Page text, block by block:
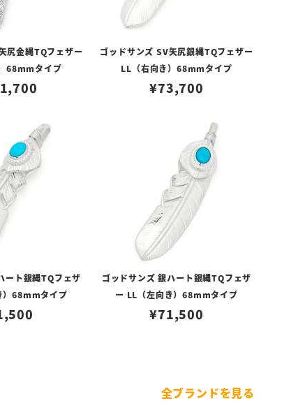
尻金縄TQフェザー
68mmタイプ
ゴッドサンズ SV矢尻銀縄TQフェザー
LL（右向き）68mmタイプ
¥73,700
ート銀縄TQフェザ
）68mmタイプ
ゴッドサンズ 銀ハート銀縄TQフェザ
ー LL（左向き）68mmタイプ
¥71,500
全ブランドを見る